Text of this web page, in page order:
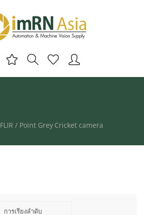
FLIR / Point Grey Cricket camera